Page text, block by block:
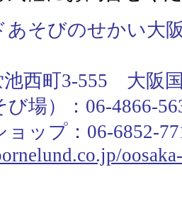
そびのせかい大
池西町3-555 大阪
場）：06-4866-
ップ：06-6852-